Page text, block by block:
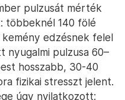
pulzusát mérték
többeknél 140 fölé
edzésnek felel
nyugalmi pulzusa 60–
hosszabb, 30-40
fizikai stresszt jelent.
úgy nyilatkozott: